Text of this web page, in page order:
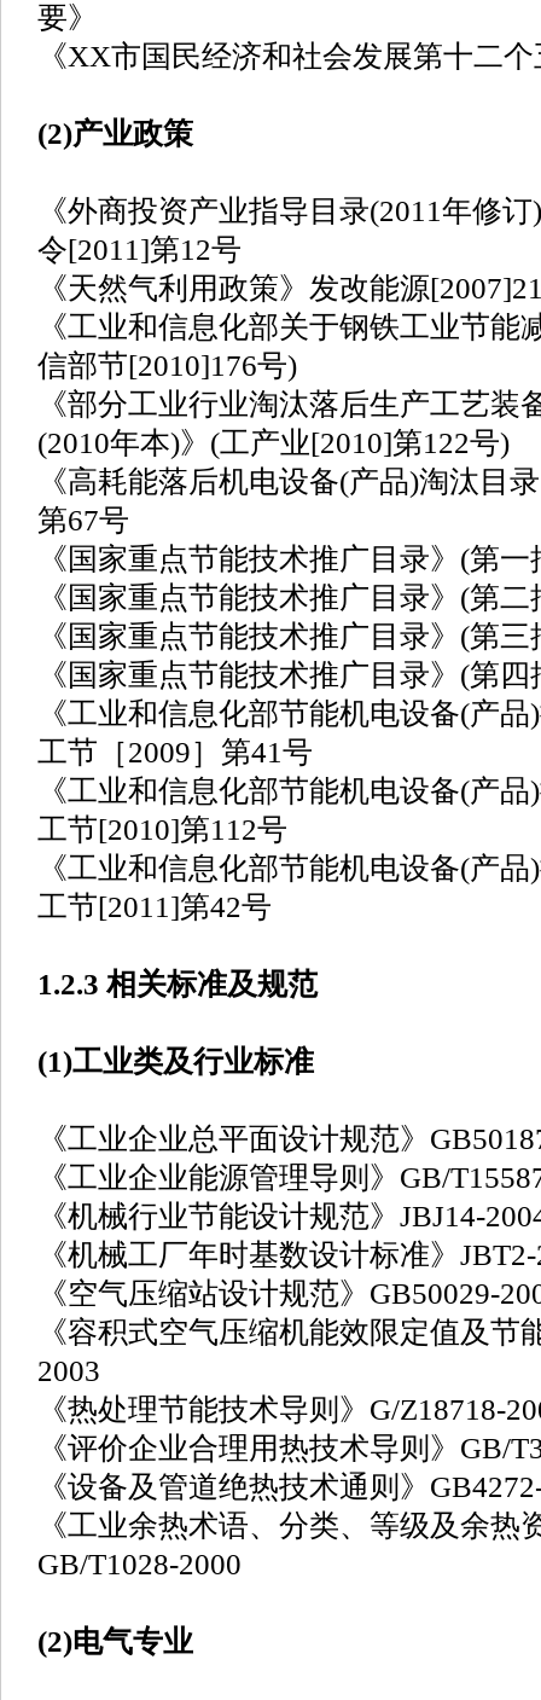
要》
《XX市国民经济和社会发展第十二
(2)产业政策
《外商投资产业指导目录(2011年修
令[2011]第12号
《天然气利用政策》发改能源
《工业和信息化部关于钢铁工业节能
信部节[2010]176号)
《部分工业行业淘汰落后生产工艺装
(2010年本)》(工产业[2010]第122号)
《高耗能落后机电设备(产品)淘汰目
第67号
《国家重点节能技术推广目录》(第
《国家重点节能技术推广目录》(第
《国家重点节能技术推广目录》(第
《国家重点节能技术推广目录》(第
《工业和信息化部节能机电设备(产
工节［2009］第41号
《工业和信息化部节能机电设备(产
工节[2010]第112号
《工业和信息化部节能机电设备(产
工节[2011]第42号
1.2.3 相关标准及规范
(1)工业类及行业标准
《工业企业总平面设计规范》
《工业企业能源管理导则》GB/
《机械行业节能设计规范》JBJ14-
《机械工厂年时基数设计标准》
《空气压缩站设计规范》GB50029-
《容积式空气压缩机能效限定值及节
2003
《热处理节能技术导则》G/Z18718-
《评价企业合理用热技术导则》GB/
《设备及管道绝热技术通则》
《工业余热术语、分类、等级及余热
GB/T1028-2000
(2)电气专业